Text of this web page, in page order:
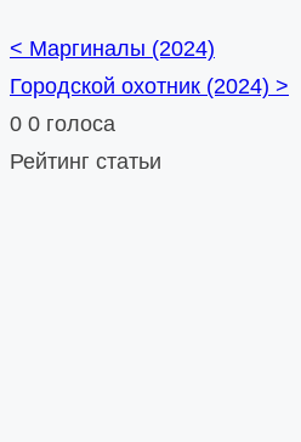
Posts
navigation
< Маргиналы (2024)
Городской охотник (2024) >
0 0 голоса
Рейтинг статьи